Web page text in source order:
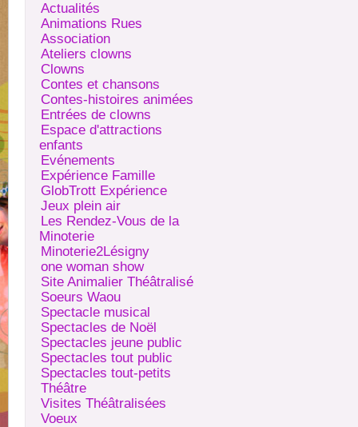
Actualités
Animations Rues
Association
Ateliers clowns
Clowns
Contes et chansons
Contes-histoires animées
Entrées de clowns
Espace d'attractions
enfants
Evénements
Expérience Famille
GlobTrott Expérience
Jeux plein air
Les Rendez-Vous de la
Minoterie
Minoterie2Lésigny
one woman show
Site Animalier Théâtralisé
Soeurs Waou
Spectacle musical
Spectacles de Noël
Spectacles jeune public
Spectacles tout public
Spectacles tout-petits
Théâtre
Visites Théâtralisées
Voeux